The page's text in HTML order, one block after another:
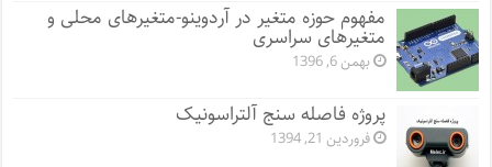
مفهوم حوزه متغیر در آردوینو-متغیرهای محلی و
متغیرهای سراسری
بهمن 6, 1396
پروژه فاصله سنج آلتراسونیک
فروردین 21, 1394